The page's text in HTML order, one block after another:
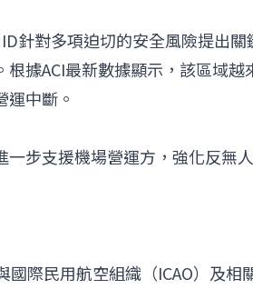
針對多項迫切的安全風險提出
據ACI最新數據顯示，該區域
中斷。
一步支援機場營運方，強化反無
國際民用航空組織（ICAO）及相